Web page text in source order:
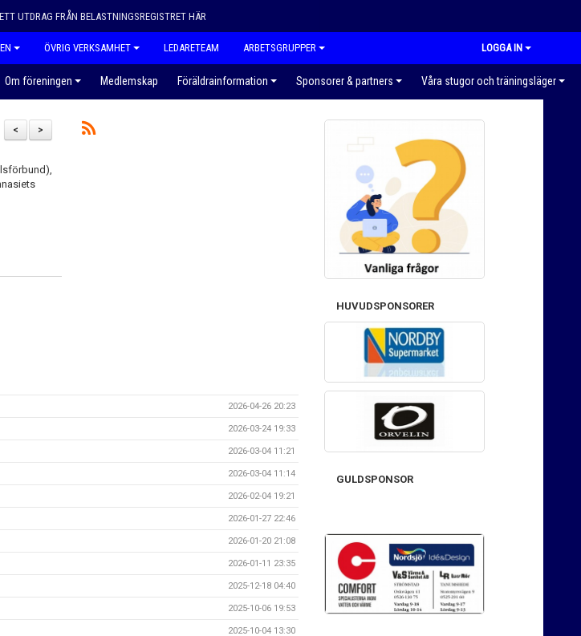
UTDRAG FRÅN BELASTNINGSREGISTRET HÄR
ÖVRIG VERKSAMHET LEDARETEAM ARBETSGRUPPER LOGGA IN
Om föreningen Medlemskap Föräldrainformation Sponsorer & partners Våra stugor och träningsläger
>
<
2026-04-26 20:23
2026-03-24 19:33
2026-03-04 11:21
2026-03-04 11:14
2026-02-04 19:21
2026-01-27 22:46
2026-01-20 21:08
2026-01-11 23:35
2025-12-18 04:40
2025-10-06 19:53
2025-10-04 13:30
HUVUDSPONSORER
GULDSPONSOR